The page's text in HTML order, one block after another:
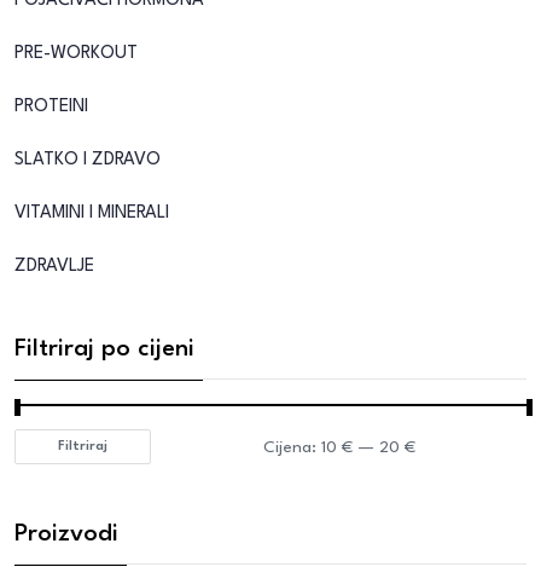
PRE-WORKOUT
PROTEINI
SLATKO I ZDRAVO
VITAMINI I MINERALI
ZDRAVLJE
Filtriraj po cijeni
Filtriraj Cijena: 10 €— 20 €
Proizvodi